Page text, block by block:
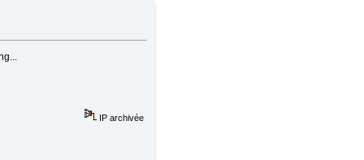
IP archivée